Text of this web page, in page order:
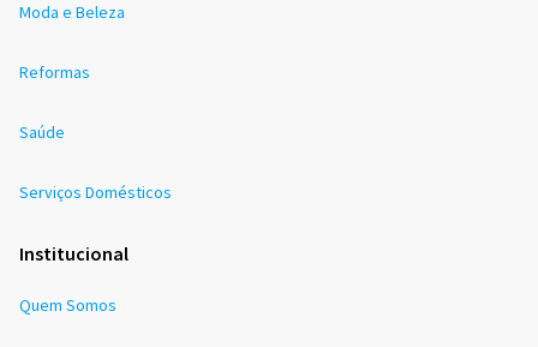
Moda e Beleza
Reformas
Saúde
Serviços Domésticos
Institucional
Quem Somos